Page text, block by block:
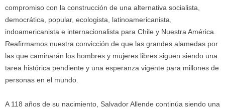
compromiso con la construcción de una alternativa socialista,
democrática, popular, ecologista, latinoamericanista,
indoamericanista e internacionalista para Chile y Nuestra América.
Reafirmamos nuestra convicción de que las grandes alamedas por
las que caminarán los hombres y mujeres libres siguen siendo una
tarea histórica pendiente y una esperanza vigente para millones de
personas en el mundo.
A 118 años de su nacimiento, Salvador Allende continúa siendo una